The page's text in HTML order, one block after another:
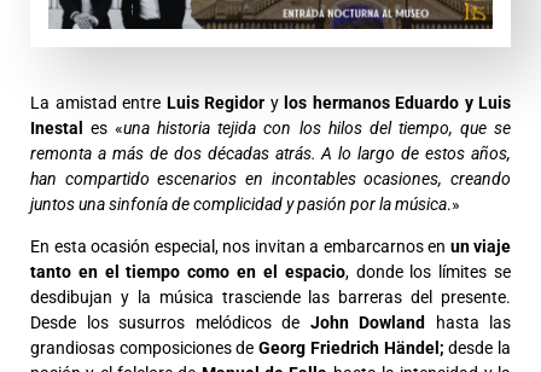
La amistad entre Luis Regidor y los hermanos Eduardo y Luis
Inestales «una historia tejida con los hilos del tiempo, que se
remonta a más de dos décadas atrás. A lo largo de estos años,
han compartido escenarios en incontables ocasiones, creando
juntos una sinfonía de complicidad y pasión por la música.»
En esta ocasión especial, nos invitan a embarcarnos en un viaje
tanto en el tiempo como en el espacio, donde los límites se
desdibujan y la música trasciende las barreras del presente.
Desde los susurros melódicos de John Dowland
hasta las
grandiosas composiciones deGeorg Friedrich Händel; desde la